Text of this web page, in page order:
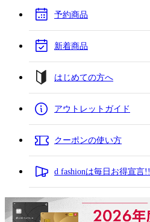
予約商品
新着商品
はじめての方へ
アウトレットガイド
クーポンの使い方
d fashionは毎日お得宣言!!